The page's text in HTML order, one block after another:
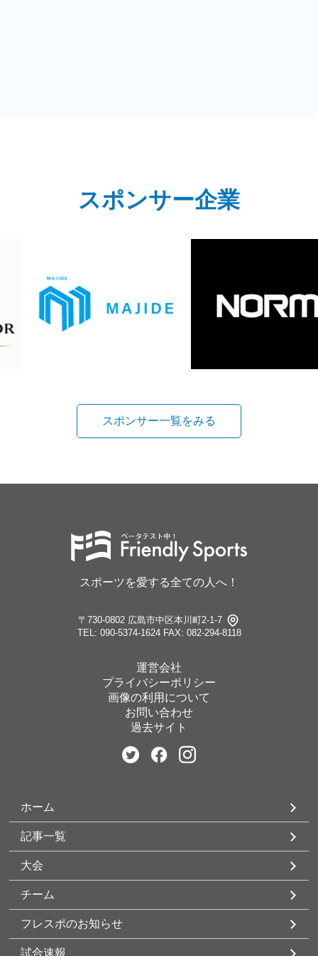
スポンサー企業
スポンサー一覧をみる
スポーツを愛する全ての人へ！
〒730-0802 広島市中区本川町2-1-7
TEL: 090-5374-1624 FAX: 082-294-8118
運営会社
プライバシーポリシー
画像の利用について
お問い合わせ
過去サイト
ホーム
記事一覧
大会
チーム
フレスポのお知らせ
試合速報